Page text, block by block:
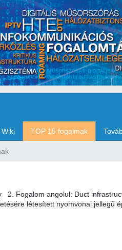
Wiki TOP 15 fogalmak
2. Fogalom angolul: Duct
létesített nyomvonal jellegű